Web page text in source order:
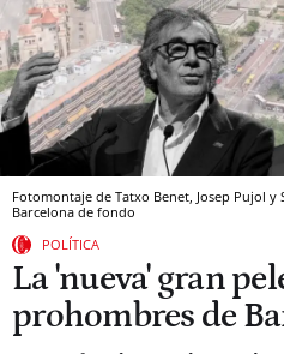
Fotomontaje de Tatxo Benet, Josep Pujol
Barcelona de fondo
POLÍTICA
La 'nueva' gran
prohombres de